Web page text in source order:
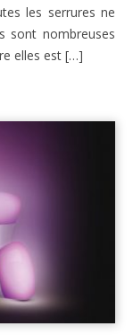
les serrures ne
sont nombreuses
elles est […]